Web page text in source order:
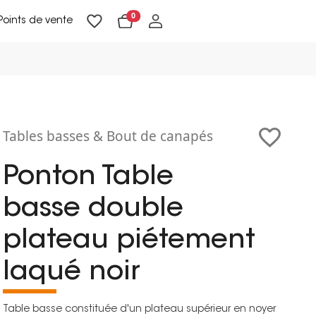
de vente 0
Tables basses & Bout de canapés
Ponton Table
basse double
plateau piétement
laqué noir
Table basse constituée d'un plateau supérieur en noyer